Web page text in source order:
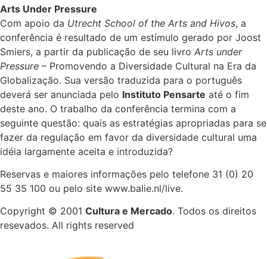
Arts Under Pressure
Com apoio da Utrecht School of the Arts and Hivos, a
conferência é resultado de um estímulo gerado por Joost
Smiers, a partir da publicação de seu livro Arts under
Pressure – Promovendo a Diversidade Cultural na Era da
Globalização. Sua versão traduzida para o português
deverá ser anunciada pelo Instituto Pensarte até o fim
deste ano. O trabalho da conferência termina com a
seguinte questão: quais as estratégias apropriadas para se
fazer da regulação em favor da diversidade cultural uma
idéia largamente aceita e introduzida?
Reservas e maiores informações pelo telefone 31 (0) 20
55 35 100 ou pelo site www.balie.nl/live.
Copyright © 2001 Cultura e Mercado. Todos os direitos
resevados. All rights reserved